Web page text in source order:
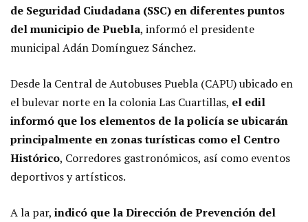
de Seguridad Ciudadana (SSC) en diferentes puntos
del municipio de Puebla, informó el presidente
municipal Adán Domínguez Sánchez.
Desde la Central de Autobuses Puebla (CAPU) ubicado en
el bulevar norte en la colonia Las Cuartillas, el edil
informó que los elementos de la policía se ubicarán
principalmente en zonas turísticas como el Centro
Histórico, Corredores gastronómicos, así como eventos
deportivos y artísticos.
A la par, indicó que la Dirección de Prevención del